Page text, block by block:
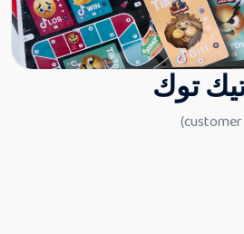
توك